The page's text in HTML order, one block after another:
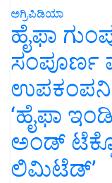
ಅಗ್ರಿಪಿಡಿಯಾ
ಹೈಫಾ
ಸಂಪೂರ್ಣ
‘ಹೈಫಾ
ಅಂಡ್
ಲಿಮಿಟೆಡ್’